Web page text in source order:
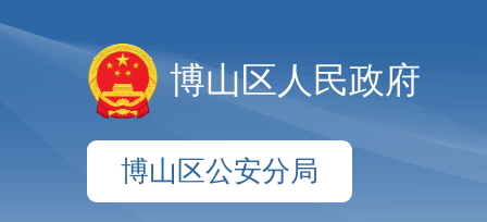
博山区人民政府
博山区公安分局